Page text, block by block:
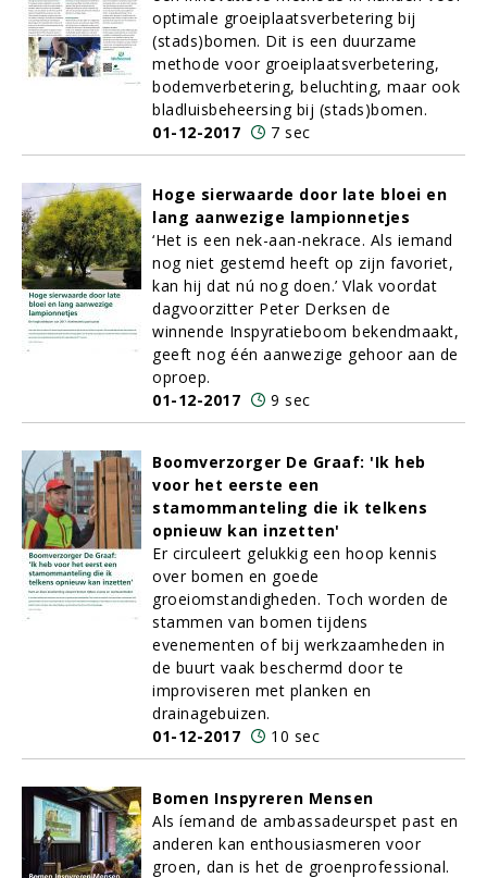
optimale groeiplaatsverbetering bij
(stads)bomen. Dit is een duurzame
methode voor groeiplaatsverbetering,
bodemverbetering, beluchting, maar ook
bladluisbeheersing bij (stads)bomen.
01-12-2017
7 sec
Hoge sierwaarde door late bloei en
lang aanwezige lampionnetjes
‘Het is een nek-aan-nekrace. Als iemand
nog niet gestemd heeft op zijn favoriet,
kan hij dat nú nog doen.’ Vlak voordat
dagvoorzitter Peter Derksen de
winnende Inspyratieboom bekendmaakt,
geeft nog één aanwezige gehoor aan de
oproep.
01-12-2017
9 sec
Boomverzorger De Graaf: 'Ik heb
voor het eerste een
stamommanteling die ik telkens
opnieuw kan inzetten'
Er circuleert gelukkig een hoop kennis
over bomen en goede
groeiomstandigheden. Toch worden de
stammen van bomen tijdens
evenementen of bij werkzaamheden in
de buurt vaak beschermd door te
improviseren met planken en
drainagebuizen.
01-12-2017
10 sec
Bomen Inspyreren Mensen
Als íemand de ambassadeurspet past en
anderen kan enthousiasmeren voor
groen, dan is het de groenprofessional.